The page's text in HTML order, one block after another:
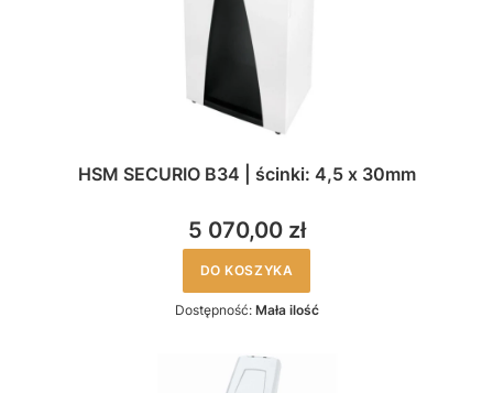
HSM SECURIO B34 | ścinki: 4,5 x 30mm
5 070,00 zł
DO KOSZYKA
Dostępność: Mała ilość